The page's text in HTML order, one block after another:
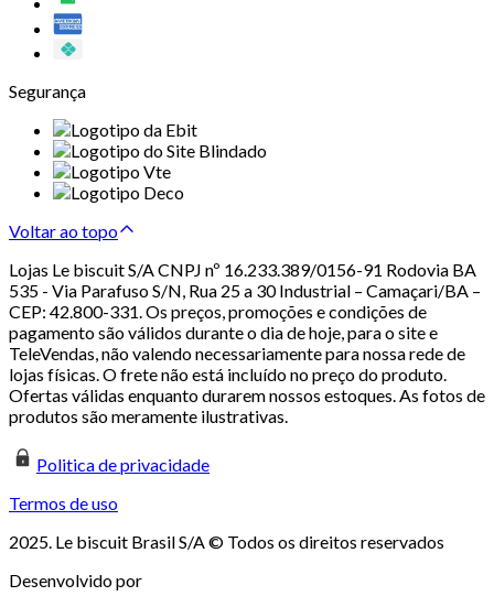
Segurança
Voltar ao topo
Lojas Le biscuit S/A CNPJ nº 16.233.389/0156-91 Rodovia BA
535 - Via Parafuso S/N, Rua 25 a 30 Industrial – Camaçari/BA –
CEP: 42.800-331. Os preços, promoções e condições de
pagamento são válidos durante o dia de hoje, para o site e
TeleVendas, não valendo necessariamente para nossa rede de
lojas físicas. O frete não está incluído no preço do produto.
Ofertas válidas enquanto durarem nossos estoques. As fotos de
produtos são meramente ilustrativas.
Politica de privacidade
Termos de uso
2025. Le biscuit Brasil S/A © Todos os direitos reservados
Desenvolvido por